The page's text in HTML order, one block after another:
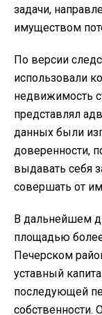
задачи,
имуществом
По версии
использовали
недвижимость
представлял
данных были
доверенности,
выдавать себя
совершать от
В дальнейшем
площадью
Печерском
уставный
последующей
собственности.